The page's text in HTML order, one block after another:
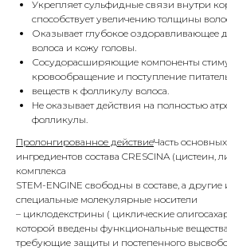
Укрепляет сульфидные связи внутри
способствует увеличению толщины
Оказывает глубокое оздоравливающее
волоса и кожу головы.
Сосудорасширяющие компоненты
кровообращение и поступление
веществ к фолликулу волоса.
Не оказывает действия на полностью
фолликулы.
Пролонгированное действиеЧасть
ингредиентов состава CRESCINA (цистеин,
комплекса
STEM-ENGINE свободны в составе, а
специальные молекулярные носители
– циклодекстрины ( циклические
которой введены функциональные
требующие защиты и постепенного